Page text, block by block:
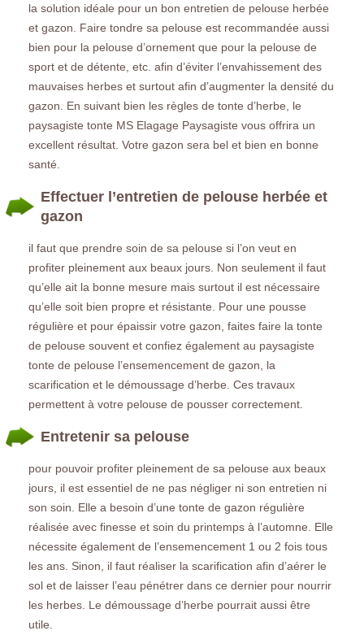
la solution idéale pour un bon entretien de pelouse herbée
et gazon. Faire tondre sa pelouse est recommandée aussi
bien pour la pelouse d’ornement que pour la pelouse de
sport et de détente, etc. afin d’éviter l’envahissement des
mauvaises herbes et surtout afin d’augmenter la densité du
gazon. En suivant bien les règles de tonte d’herbe, le
paysagiste tonte MS Elagage Paysagiste vous offrira un
excellent résultat. Votre gazon sera bel et bien en bonne
santé.
Effectuer l’entretien de pelouse herbée et
gazon
il faut que prendre soin de sa pelouse si l’on veut en
profiter pleinement aux beaux jours. Non seulement il faut
qu’elle ait la bonne mesure mais surtout il est nécessaire
qu’elle soit bien propre et résistante. Pour une pousse
régulière et pour épaissir votre gazon, faites faire la tonte
de pelouse souvent et confiez également au paysagiste
tonte de pelouse l’ensemencement de gazon, la
scarification et le démoussage d’herbe. Ces travaux
permettent à votre pelouse de pousser correctement.
Entretenir sa pelouse
pour pouvoir profiter pleinement de sa pelouse aux beaux
jours, il est essentiel de ne pas négliger ni son entretien ni
son soin. Elle a besoin d’une tonte de gazon régulière
réalisée avec finesse et soin du printemps à l’automne. Elle
nécessite également de l’ensemencement 1 ou 2 fois tous
les ans. Sinon, il faut réaliser la scarification afin d’aérer le
sol et de laisser l’eau pénétrer dans ce dernier pour nourrir
les herbes. Le démoussage d’herbe pourrait aussi être
utile.